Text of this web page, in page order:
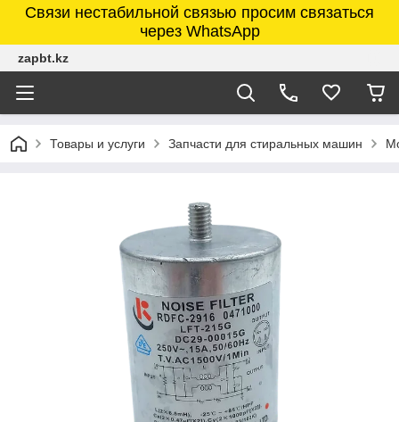
Связи нестабильной связью просим связаться
через WhatsApp
zapbt.kz
Товары и услуги Запчасти для стиральных машин